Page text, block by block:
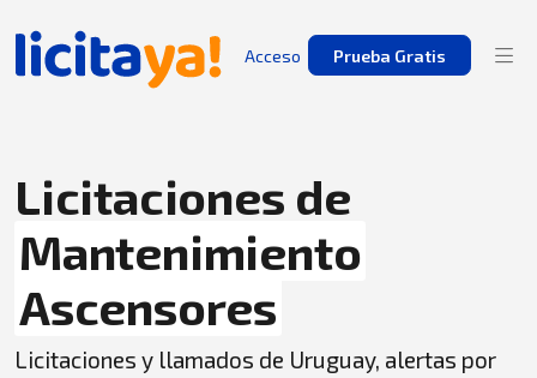
Acceso Prueba Gratis
Licitaciones de
Mantenimiento
Ascensores
Licitaciones y llamados de Uruguay, alertas por